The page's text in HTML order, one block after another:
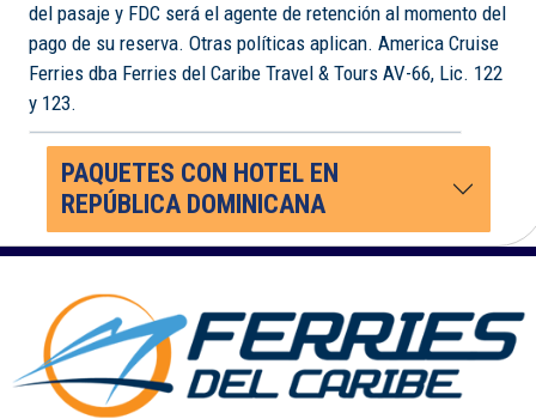
del pasaje y FDC será el agente de retención al momento del
pago de su reserva. Otras políticas aplican. America Cruise
Ferries dba Ferries del Caribe Travel & Tours AV-66, Lic. 122
y 123.
PAQUETES CON HOTEL EN
REPÚBLICA DOMINICANA